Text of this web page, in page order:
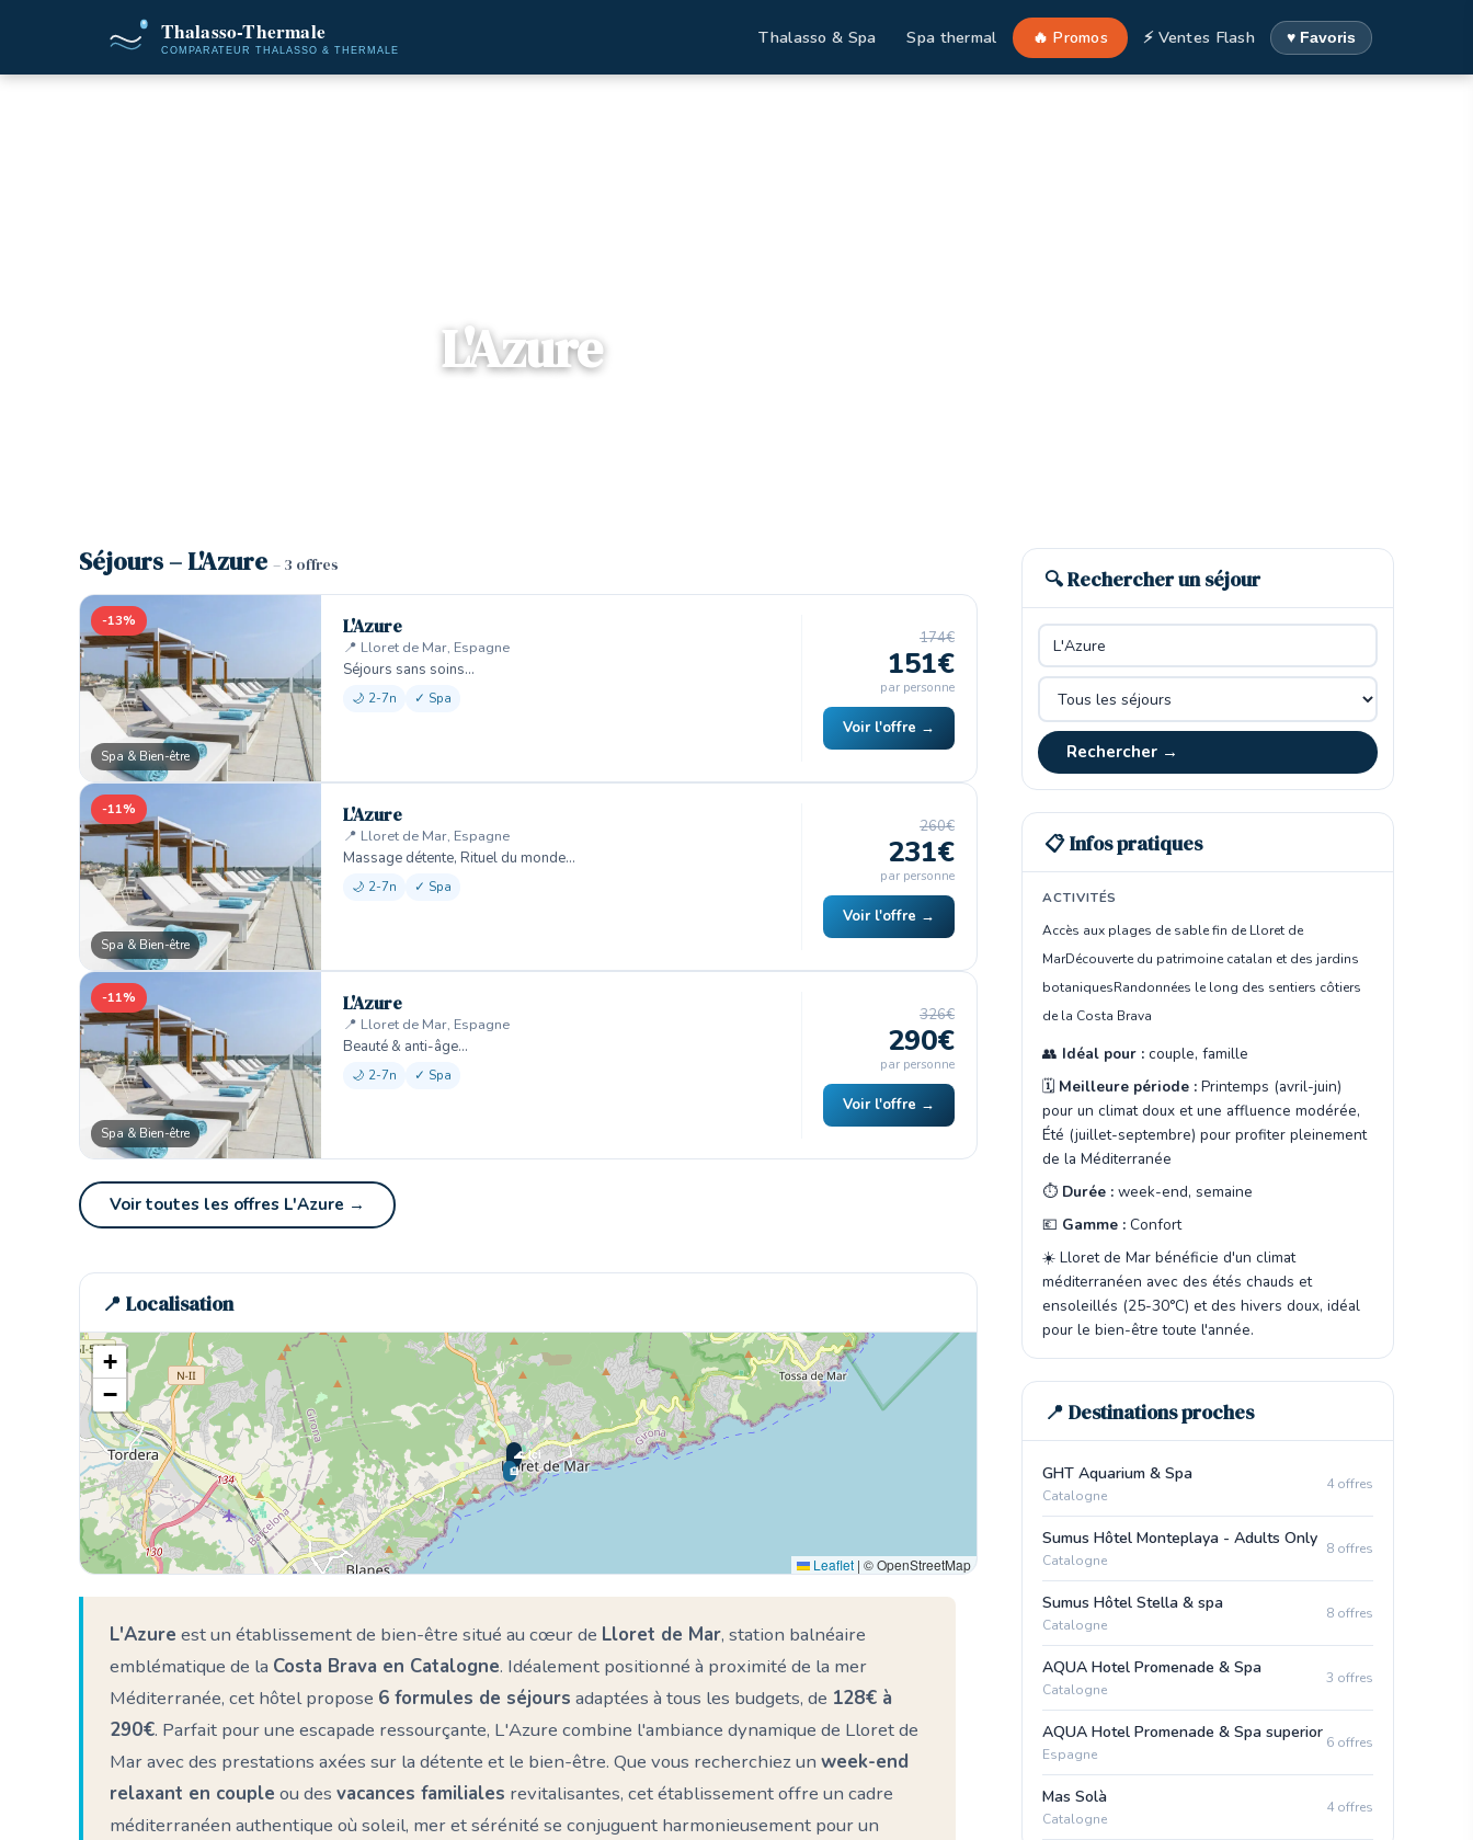
Thalasso & Spa Spa thermal 🔥 Promos ⚡ Ventes Flash ♥ Favoris
L'Azure
Séjours – L'Azure – 3 offres
-13%
Spa & Bien-être
L'Azure
📍 Lloret de Mar, Espagne
Séjours sans soins…
🌙 2-7n ✓ Spa
174€
151€
par personne
Voir l'offre →
-11%
Spa & Bien-être
L'Azure
📍 Lloret de Mar, Espagne
Massage détente, Rituel du monde…
🌙 2-7n ✓ Spa
260€
231€
par personne
Voir l'offre →
-11%
Spa & Bien-être
L'Azure
📍 Lloret de Mar, Espagne
Beauté & anti-âge…
🌙 2-7n ✓ Spa
326€
290€
par personne
Voir l'offre →
Voir toutes les offres L'Azure →
📍 Localisation
🌊 Ici
🏨
🏨
+
−
Leaflet | © OpenStreetMap
L'Azure est un établissement de bien-être situé au cœur de Lloret de Mar, station balnéaire
emblématique de la Costa Brava en Catalogne. Idéalement positionné à proximité de la mer
Méditerranée, cet hôtel propose 6 formules de séjours adaptées à tous les budgets, de 128€ à
290€. Parfait pour une escapade ressourçante, L'Azure combine l'ambiance dynamique de Lloret de
Mar avec des prestations axées sur la détente et le bien-être. Que vous recherchiez un week-end
relaxant en couple ou des vacances familiales revitalisantes, cet établissement offre un cadre
méditerranéen authentique où soleil, mer et sérénité se conjuguent harmonieusement pour un
🔍 Rechercher un séjour
Rechercher →
📋 Infos pratiques
ACTIVITÉS
Accès aux plages de sable fin de Lloret de
MarDécouverte du patrimoine catalan et des jardins
botaniquesRandonnées le long des sentiers côtiers
de la Costa Brava
👥 Idéal pour : couple, famille
🗓️ Meilleure période : Printemps (avril-juin)
pour un climat doux et une affluence modérée,
Été (juillet-septembre) pour profiter pleinement
de la Méditerranée
⏱️ Durée : week-end, semaine
💶 Gamme : Confort
☀️ Lloret de Mar bénéficie d'un climat
méditerranéen avec des étés chauds et
ensoleillés (25-30°C) et des hivers doux, idéal
pour le bien-être toute l'année.
📍 Destinations proches
GHT Aquarium & Spa
Catalogne
4 offres
Sumus Hôtel Monteplaya - Adults Only
Catalogne
8 offres
Sumus Hôtel Stella & spa
Catalogne
8 offres
AQUA Hotel Promenade & Spa
Catalogne
3 offres
AQUA Hotel Promenade & Spa superior
Espagne
6 offres
Mas Solà
Catalogne
4 offres